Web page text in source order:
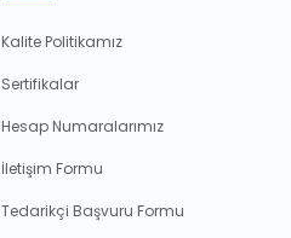
Kalite Politikamız
Sertifikalar
Hesap Numaralarımız
İletişim Formu
Tedarikçi Başvuru Formu